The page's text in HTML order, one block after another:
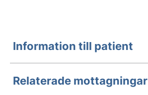
Information till patient
Relaterade mottagningar